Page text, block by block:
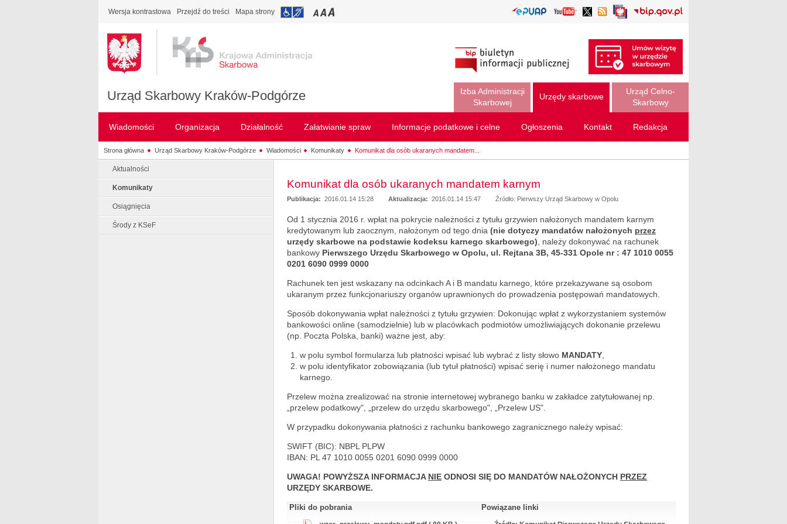
Wersja kontrastowa Przejdź do treści Mapa strony
Urząd Skarbowy Kraków-Podgórze
Izba Administracji
Skarbowej
Urzędy skarbowe
Urząd Celno-
Skarbowy
Wiadomości Organizacja Działalność Załatwianie spraw Informacje podatkowe i celne Ogłoszenia Kontakt Redakcja
Strona główna Urząd Skarbowy Kraków-Podgórze Wiadomości Komunikaty Komunikat dla osób ukaranych mandatem...
Aktualności
Komunikaty
Osiągnięcia
Środy z KSeF
Komunikat dla osób ukaranych mandatem karnym
Publikacja: 2016.01.14 15:28 Aktualizacja: 2016.01.14 15:47 Źródło: Pierwszy Urząd Skarbowy w Opolu
Od 1 stycznia 2016 r. wpłat na pokrycie należności z tytułu grzywien nałożonych mandatem karnym
kredytowanym lub zaocznym, nałożonym od tego dnia (nie dotyczy mandatów nałożonych przez
urzędy skarbowe na podstawie kodeksu karnego skarbowego) , należy dokonywać na rachunek
bankowy Pierwszego Urzędu Skarbowego w Opolu, ul. Rejtana 3B, 45-331 Opole nr : 47 1010 0055
0201 6090 0999 0000
Rachunek ten jest wskazany na odcinkach A i B mandatu karnego, które przekazywane są osobom
ukaranym przez funkcjonariuszy organów uprawnionych do prowadzenia postępowań mandatowych.
Sposób dokonywania wpłat należności z tytułu grzywien: Dokonując wpłat z wykorzystaniem systemów
bankowości online (samodzielnie) lub w placówkach podmiotów umożliwiających dokonanie przelewu
(np. Poczta Polska, banki) ważne jest, aby:
w polu symbol formularza lub płatności wpisać lub wybrać z listy słowo MANDATY
w polu identyfikator zobowiązania (lub tytuł płatności) wpisać serię i numer nałożonego mandatu
karnego.
Przelew można zrealizować na stronie internetowej wybranego banku w zakładce zatytułowanej np.
„przelew podatkowy", „przelew do urzędu skarbowego", „Przelew US".
W przypadku dokonywania płatności z rachunku bankowego zagranicznego należy wpisać:
SWIFT (BIC): NBPL PLPW
IBAN: PL 47 1010 0055 0201 6090 0999 0000
UWAGA! POWYŻSZA INFORMACJA NIE ODNOSI SIĘ DO MANDATÓW NAŁOŻONYCH PRZEZ
URZĘDY SKARBOWE.
Pliki do pobrania Powiązane linki